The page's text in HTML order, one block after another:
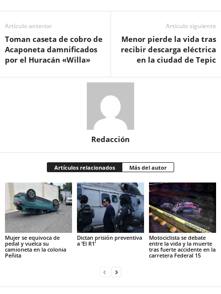
Artículo anterior
Toman caseta de cobro de
Acaponeta damnificados
por el Huracán «Willa»
Artículo siguiente
Menor pierde la vida tras
recibir descarga eléctrica
en la ciudad de Tepic
Redacción
Artículos relacionados Más del autor
Mujer se equivoca de
pedal y vuelca su
camioneta en la colonia
Peñita
Dictan prisión preventiva
a ‘El R1’
Motociclista se debate
entre la vida y la muerte
tras fuerte accidente en la
carretera Federal 15